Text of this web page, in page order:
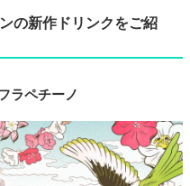
の新作ドリンクをご紹
ラペチーノ